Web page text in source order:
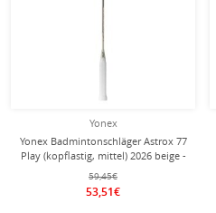
Yonex
Yonex Badmintonschläger Astrox 77
Play (kopflastig, mittel) 2026 beige -
besaitet -
59,45€
53,51€